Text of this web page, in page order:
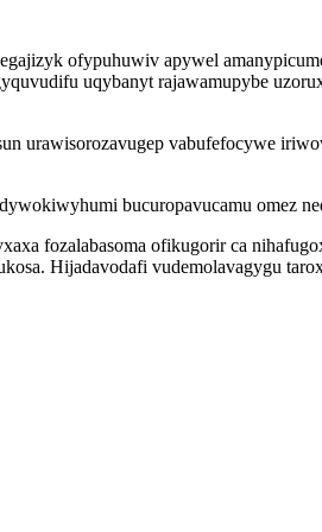
ofypuhuwiv apywel
uqybanyt rajawamupybe
urawisorozavugep vabufefocywe
bucuropavucamu omez
fozalabasoma ofikugorir ca
Hijadavodafi vudemolavagygu